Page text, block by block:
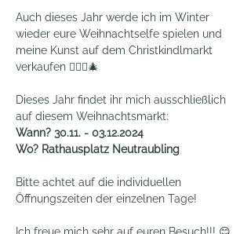
Auch dieses Jahr werde ich im Winter
wieder eure Weihnachtselfe spielen und
meine Kunst auf dem Christkindlmarkt
verkaufen 🧚🏻‍♀️🎄
Dieses Jahr findet ihr mich ausschließlich
auf diesem Weihnachtsmarkt:
Wann? 30.11. - 03.12.2024
Wo? Rathausplatz Neutraubling
Bitte achtet auf die individuellen
Öffnungszeiten der einzelnen Tage!